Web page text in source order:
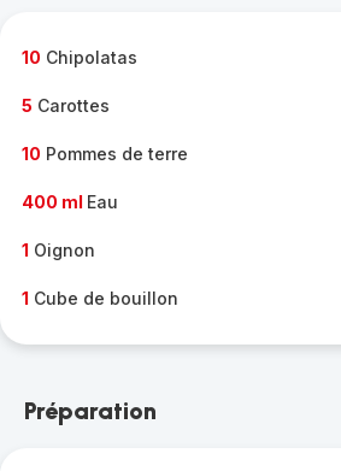
10 Chipolatas
5 Carottes
10 Pommes de terre
400 ml Eau
1 Oignon
1 Cube de bouillon
Préparation